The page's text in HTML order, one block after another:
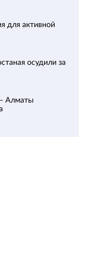
для активной
осудили за
Алматы